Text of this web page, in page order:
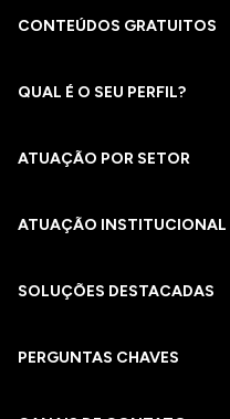
CONTEÚDOS GRATUITOS
QUAL É O SEU PERFIL?
ATUAÇÃO POR SETOR
ATUAÇÃO INSTITUCIONAL
SOLUÇÕES DESTACADAS
PERGUNTAS CHAVES​